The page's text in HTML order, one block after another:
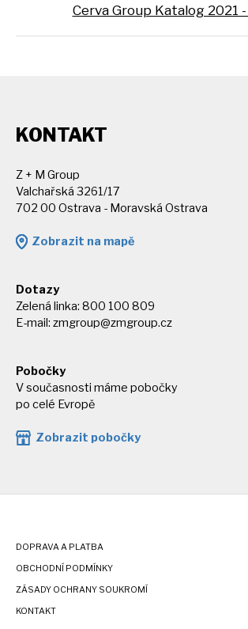
Cerva Group Katalog 2021
KONTAKT
Z + M Group
Valchařská 3261/17
702 00 Ostrava - Moravská Ostrava
Zobrazit na mapě
Dotazy
Zelená linka: 800 100 809
E-mail: zmgroup@zmgroup.cz
Pobočky
V současnosti máme pobočky
po celé Evropě
Zobrazit pobočky
DOPRAVA A PLATBA
OBCHODNÍ PODMÍNKY
ZÁSADY OCHRANY SOUKROMÍ
KONTAKT